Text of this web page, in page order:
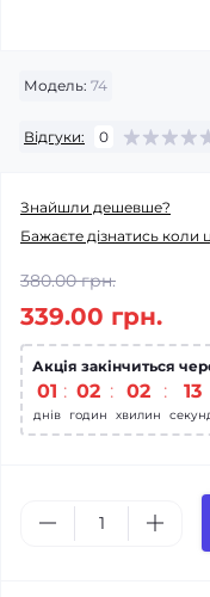
Модель: 74
Відгуки: 0
Знайшли дешевше?
Бажаєте дізнатись коли
380.00 грн.
339.00 грн.
Акція закінчиться
01
днів
: 02
годин
: 02
хвилин
: 13